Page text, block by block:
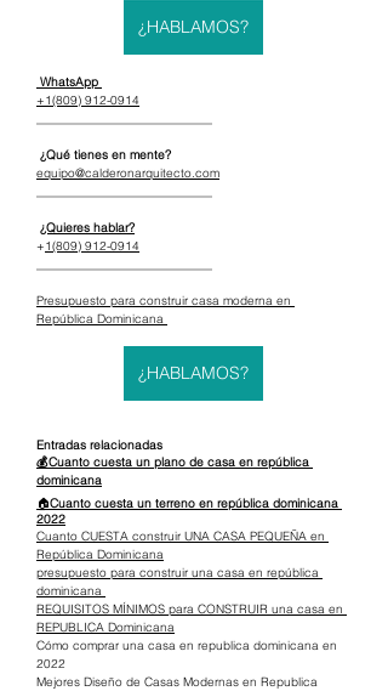
¿HABLAMOS?
WhatsApp
+1(809) 912-0914
¿Qué tienes en mente?
equipo@calderonarquitecto.com
¿Quieres hablar?
+1(809) 912-0914
Presupuesto para construir casa moderna en
República Dominicana
¿HABLAMOS?
Entradas relacionadas
💰Cuanto cuesta un plano de casa en república
dominicana
🏠Cuanto cuesta un terreno en república dominicana
2022
Cuanto CUESTA construir UNA CASA PEQUEÑA en
República Dominicana
presupuesto para construir una casa en república
dominicana
REQUISITOS MÍNIMOS para CONSTRUIR una casa en
REPUBLICA Dominicana
Cómo comprar una casa en republica dominicana en
2022
Mejores Diseño de Casas Modernas en Republica